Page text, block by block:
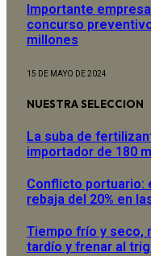
Importante
concurso
millones
15 DE MAYO DE 2024
NUESTRA SELECCION
La suba de
importador de 180
Conflicto portuario:
rebaja del 20% en
Tiempo frío y seco,
tardío y frenar al